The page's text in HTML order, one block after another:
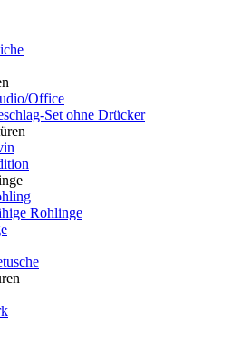
Office
Set ohne Drücker
Rohlinge